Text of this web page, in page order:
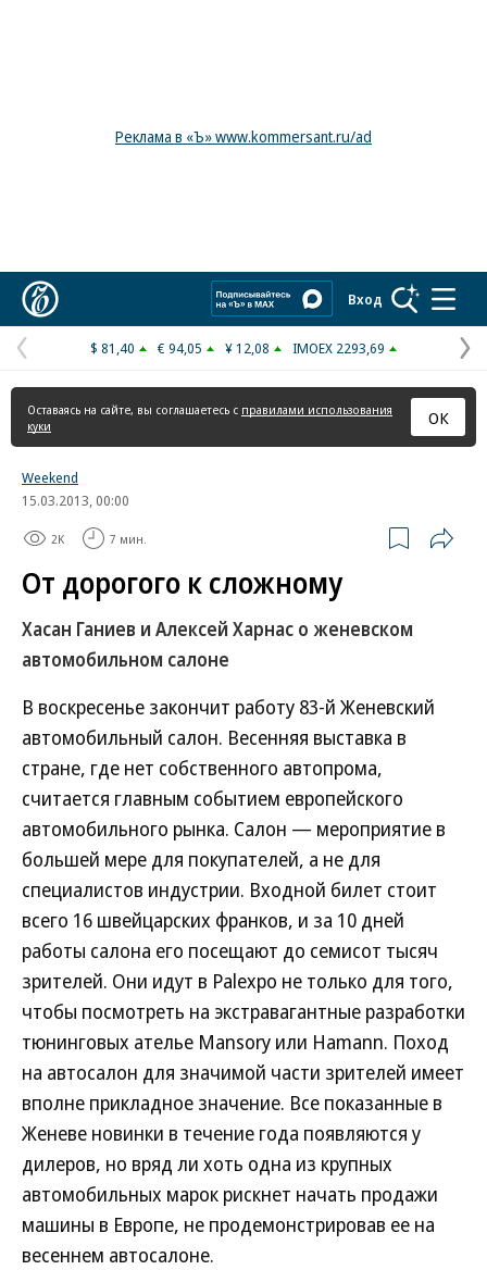
Реклама в «Ъ» www.kommersant.ru/ad
Вход
Предыдущая
страница
$ 81,40 € 94,05 ¥ 12,08 IMOEX 2293,69
Оставаясь на сайте, вы соглашаетесь с правилами использования
куки
ОК
Weekend
15.03.2013, 00:00
2K 7 мин.
От дорогого к сложному
Хасан Ганиев и Алексей Харнас о женевском
автомобильном салоне
В воскресенье закончит работу 83-й Женевский
автомобильный салон. Весенняя выставка в
стране, где нет собственного автопрома,
считается главным событием европейского
автомобильного рынка. Салон — мероприятие в
большей мере для покупателей, а не для
специалистов индустрии. Входной билет стоит
всего 16 швейцарских франков, и за 10 дней
работы салона его посещают до семисот тысяч
зрителей. Они идут в Palexpo не только для того,
чтобы посмотреть на экстравагантные разработки
тюнинговых ателье Mansory или Hamann. Поход
на автосалон для значимой части зрителей имеет
вполне прикладное значение. Все показанные в
Женеве новинки в течение года появляются у
дилеров, но вряд ли хоть одна из крупных
автомобильных марок рискнет начать продажи
машины в Европе, не продемонстрировав ее на
весеннем автосалоне.